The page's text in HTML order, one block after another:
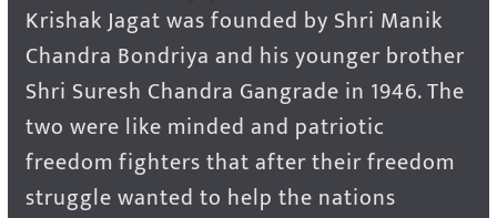
Krishak Jagat was founded by Shri Manik
Chandra Bondriya and his younger brother
Shri Suresh Chandra Gangrade in 1946. The
two were like minded and patriotic
freedom fighters that after their freedom
struggle wanted to help the nations